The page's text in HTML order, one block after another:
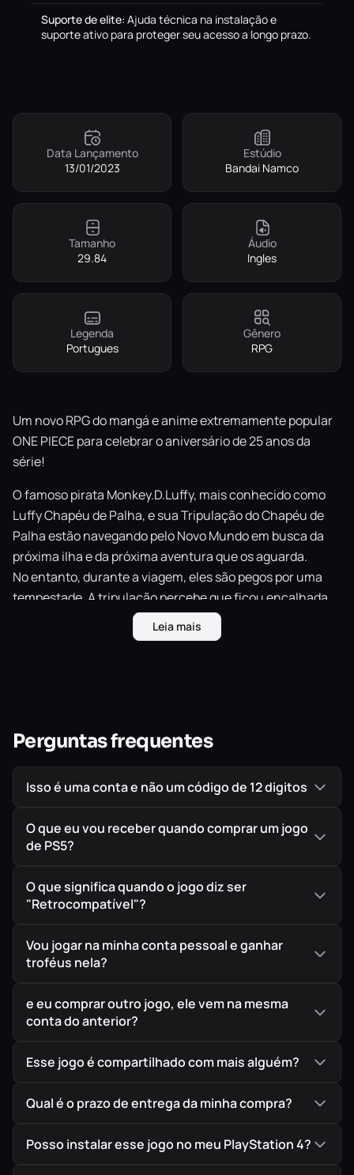
Suporte de elite: Ajuda técnica na instalação e
suporte ativo para proteger seu acesso a longo prazo.
Data Lançamento
13/01/2023
Estúdio
Bandai Namco
Tamanho
29.84
Áudio
Ingles
Legenda
Portugues
Gênero
RPG
Um novo RPG do mangá e anime extremamente popular
ONE PIECE para celebrar o aniversário de 25 anos da
série!
O famoso pirata Monkey.D.Luffy, mais conhecido como
Luffy Chapéu de Palha, e sua Tripulação do Chapéu de
Palha estão navegando pelo Novo Mundo em busca da
próxima ilha e da próxima aventura que os aguarda.
No entanto, durante a viagem, eles são pegos por uma
tempestade. A tripulação percebe que ficou encalhada
em uma ilha tropical cercada por tempestades violentas
Novos inimigos poderosos, forças da natureza e muito
mais aguardam!
Jogue com vários integrantes da Tripulação do Chapéu
de Palha em um RPG clássico no mundo do famoso
anime ONE PIECE!
Leia mais
Perguntas frequentes
Isso é uma conta e não um código de 12 digitos
O que eu vou receber quando comprar um jogo
de PS5?
O que significa quando o jogo diz ser
"Retrocompatível"?
Vou jogar na minha conta pessoal e ganhar
troféus nela?
e eu comprar outro jogo, ele vem na mesma
conta do anterior?
Esse jogo é compartilhado com mais alguém?
Qual é o prazo de entrega da minha compra?
Posso instalar esse jogo no meu PlayStation 4?